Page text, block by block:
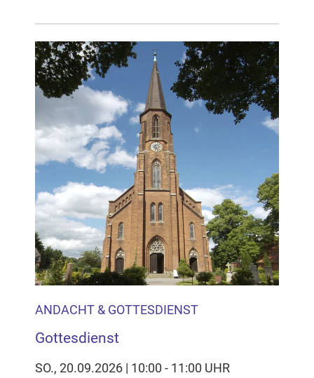
ANDACHT & GOTTESDIENST
Gottesdienst
SO., 20.09.2026 | 10:00 - 11:00 UHR